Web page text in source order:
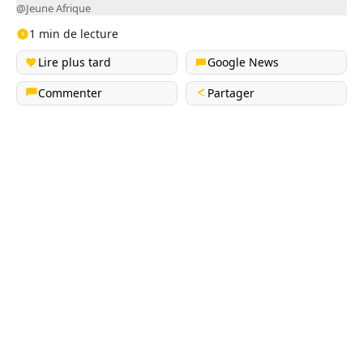
@Jeune Afrique
1 min de lecture
Lire plus tard
Google News
Commenter
Partager